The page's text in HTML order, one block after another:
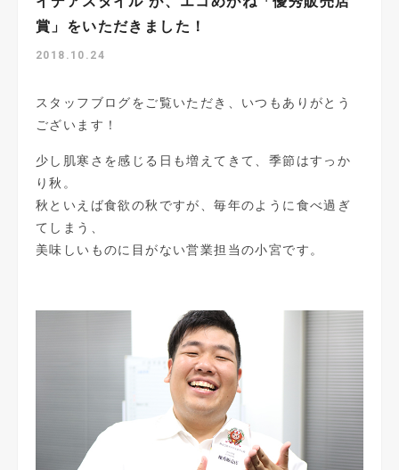
賞」をいただきました！
2018.10.24
スタッフブログをご覧いただき、いつもありがとう
ございます！
少し肌寒さを感じる日も増えてきて、季節はすっか
り秋。
秋といえば食欲の秋ですが、毎年のように食べ過ぎ
てしまう、
美味しいものに目がない営業担当の小宮です。